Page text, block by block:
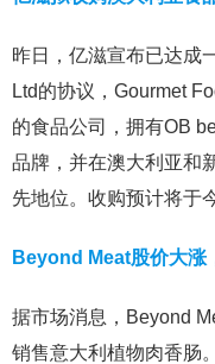
昨日，亿滋宣布已达成
Ltd的协议，Gourmet
的食品公司，拥有OB
品牌，并在澳大利亚和
先地位。收购预计将于
Beyond Meat股价大涨
据市场消息，Beyond
销售意大利植物肉香肠